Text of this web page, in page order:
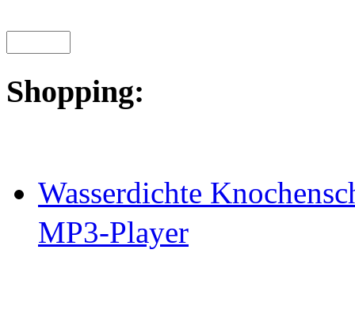
Shopping:
Wasserdichte
MP3-Player